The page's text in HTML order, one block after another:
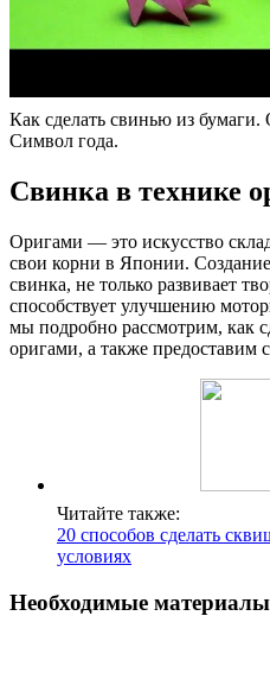
Как сделать свинью из
Символ года.
Свинка в технике
Оригами — это искусство
свои корни в Японии.
свинка, не только развивает
способствует улучшению
мы подробно рассмотрим, как
оригами, а также предоставим
Читайте также:
20 способов сделать
условиях
Необходимые материалы